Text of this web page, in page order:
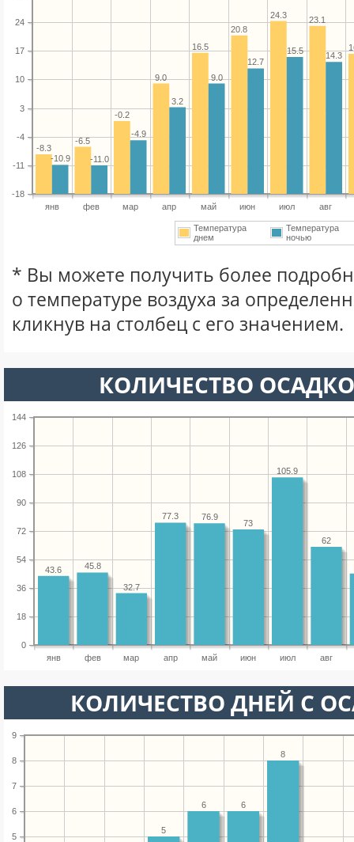
янв фев мар апр май июн июл авг
-18
-11
-4
3
10
17
24 23.1
24.3
20.8
16.5
9.0
-0.2
-6.5
-8.3
14.3
15.5
12.7
9.0
3.2
-4.9
-11.0
-10.9
Температура
днем
Температура
ночью
* Вы можете получить более
о температуре воздуха за
кликнув на столбец с его значением.
КОЛИЧЕСТВО
янв фев мар апр май июн июл авг
0
18
36
54
72
90
108
126
144
62
105.9
73
76.9
77.3
32.7
45.8
43.6
КОЛИЧЕСТВО ДНЕЙ С
5
6
7
8
9
8
6
6
5